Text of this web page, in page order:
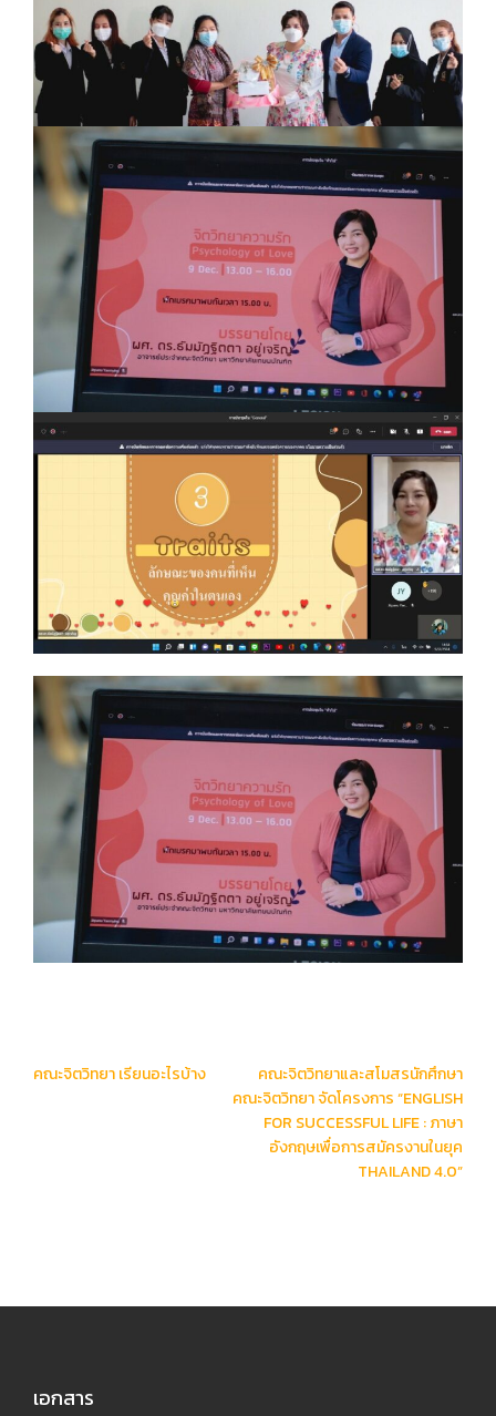
Post
คณะจิตวิทยา เรียนอะไรบ้าง
คณะจิตวิทยาและสโมสรนักศึกษา
คณะจิตวิทยา จัดโครงการ “ENGLISH
FOR SUCCESSFUL LIFE : ภาษา
อังกฤษเพื่อการสมัครงานในยุค
THAILAND 4.0”
เอกสาร